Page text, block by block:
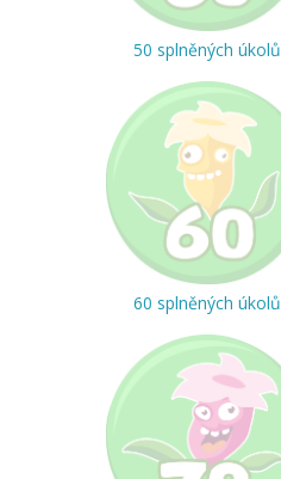
50 splněných úkolů
60 splněných úkolů